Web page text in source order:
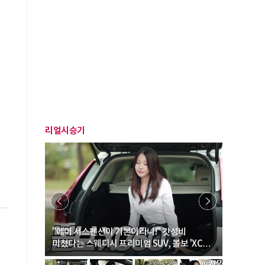
리얼시승기
"에어 서스펜션이 기본이라니!" 갓성비
미쳤다는 스웨디시 프리미엄 SUV, 볼보 'XC60
B5 울트라'